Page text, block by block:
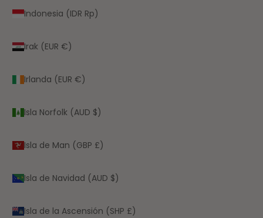
Indonesia (IDR Rp)
Irak (EUR €)
Irlanda (EUR €)
Isla Norfolk (AUD $)
Isla de Man (GBP £)
Isla de Navidad (AUD $)
Isla de la Ascensión (SHP £)